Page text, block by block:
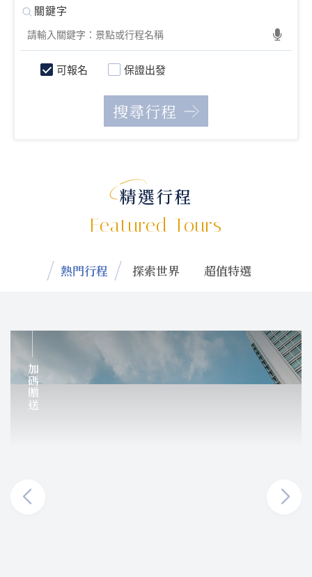
可報名 保證出發
精選行程
Featured Tours
熱門行程 探索世界 超值特選
加碼贈送